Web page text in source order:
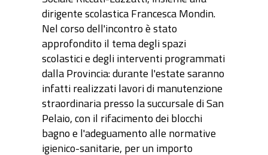
dirigente scolastica Francesca Mondin.
Nel corso dell'incontro è stato
approfondito il tema degli spazi
scolastici e degli interventi programmati
dalla Provincia: durante l'estate saranno
infatti realizzati lavori di manutenzione
straordinaria presso la succursale di San
Pelaio, con il rifacimento dei blocchi
bagno e l'adeguamento alle normative
igienico-sanitarie, per un importo